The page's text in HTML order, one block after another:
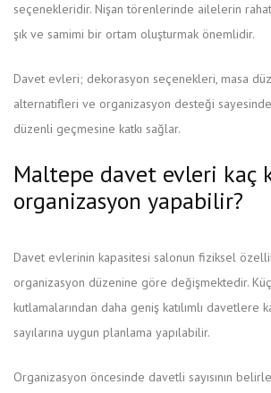
seçenekleridir. Nişan törenlerinde ailelerin
şık ve samimi bir ortam oluşturmak önemlidir.
Davet evleri; dekorasyon seçenekleri, masa
alternatifleri ve organizasyon desteği
düzenli geçmesine katkı sağlar.
Maltepe davet evleri kaç
organizasyon yapabilir?
Davet evlerinin kapasitesi salonun fiziksel
organizasyon düzenine göre değişmektedir.
kutlamalarından daha geniş katılımlı davetlere
sayılarına uygun planlama yapılabilir.
Organizasyon öncesinde davetli sayısının